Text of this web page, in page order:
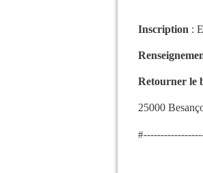
Inscription :
Retourner le
25000
#